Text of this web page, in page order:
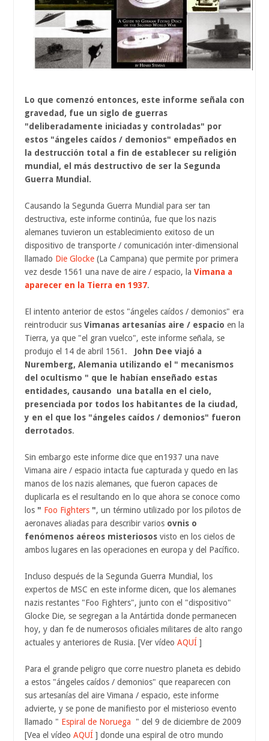
Lo que comenzó entonces, este informe señala con
gravedad, fue un siglo de guerras
"deliberadamente iniciadas y controladas" por
estos "ángeles caídos / demonios" empeñados en
la destrucción total a fin de establecer su religión
mundial, el más destructivo de ser la Segunda
Guerra Mundial.
Causando la Segunda Guerra Mundial para ser tan
destructiva, este informe continúa, fue que los nazis
alemanes tuvieron un establecimiento exitoso de un
dispositivo de transporte / comunicación inter-dimensional
llamado Die Glocke (La Campana) que permite por primera
vez desde 1561 una nave de aire / espacio, la Vimana a
aparecer en la Tierra en 1937.
El intento anterior de estos "ángeles caídos / demonios" era
reintroducir sus Vimanas artesanías aire / espacio en la
Tierra, ya que "el gran vuelco", este informe señala, se
produjo el 14 de abril 1561. John Dee viajó a
Nuremberg, Alemania utilizando el " mecanismos
del ocultismo " que le habían enseñado estas
entidades, causando ​​ una batalla en el cielo,
presenciada por todos los habitantes de la ciudad,
y en el que los "ángeles caídos / demonios" fueron
derrotados.
Sin embargo este informe dice que en1937 una nave
Vimana aire / espacio intacta fue capturada y quedo en las
manos de los nazis alemanes, que fueron capaces de
duplicarla es el resultando en lo que ahora se conoce como
los " Foo Fighters ", un término utilizado por los pilotos de
aeronaves aliadas para describir varios ovnis o
fenómenos aéreos misteriosos visto en los cielos de
ambos lugares en las operaciones en europa y del Pacífico.
Incluso después de la Segunda Guerra Mundial, los
expertos de MSC en este informe dicen, que los alemanes
nazis restantes "Foo Fighters", junto con el "dispositivo"
Glocke Die, se segregan a la Antártida donde permanecen
hoy, y dan fe de numerosos oficiales militares de alto rango
actuales y anteriores de Rusia. [Ver vídeo AQUÍ ]
Para el grande peligro que corre nuestro planeta es debido
a estos "ángeles caídos / demonios" que reaparecen con
sus artesanías del aire Vimana / espacio, este informe
advierte, y se pone de manifiesto por el misterioso evento
llamado " Espiral de Noruega
" del 9 de diciembre de 2009
[Vea el vídeo AQUÍ ] donde una espiral de otro mundo